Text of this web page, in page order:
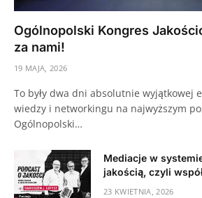
Ogólnopolski Kongres
za nami!
19 MAJA, 2026
To były dwa dni absolutnie wyjątkowej
wiedzy i networkingu na najwyższym
Ogólnopolski…
Mediacje w
jakością, czyli
23 KWIETNIA, 2026